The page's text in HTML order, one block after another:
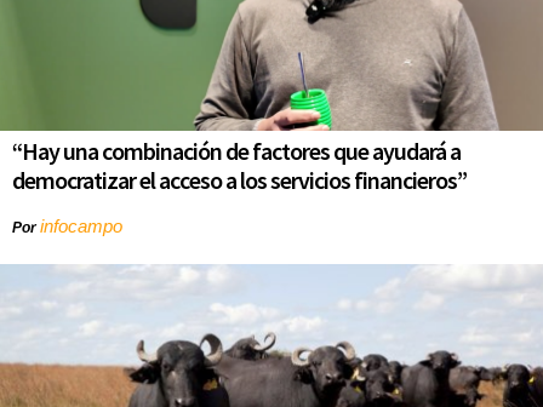
“Hay una combinación de factores que ayudará a
democratizar el acceso a los servicios financieros”
Porinfocampo